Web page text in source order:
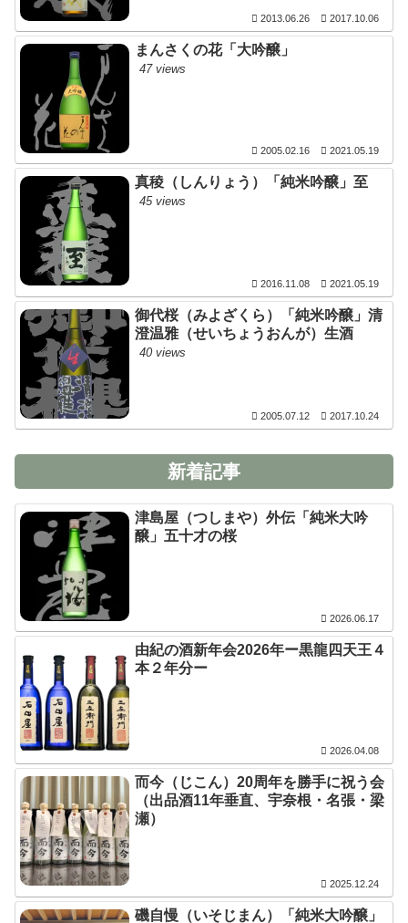
2013.06.26 2017.10.06
まんさくの花「大吟醸」
47 views
2005.02.16 2021.05.19
真稜（しんりょう）「純米吟醸」至
45 views
2016.11.08 2021.05.19
御代桜（みよざくら）「純米吟醸」清
澄温雅（せいちょうおんが）生酒
40 views
2005.07.12 2017.10.24
新着記事
津島屋（つしまや）外伝「純米大吟
醸」五十才の桜
2026.06.17
由紀の酒新年会2026年ー黒龍四天王４
本２年分ー
2026.04.08
而今（じこん）20周年を勝手に祝う会
（出品酒11年垂直、宇奈根・名張・梁
瀬）
2025.12.24
磯自慢（いそじまん）「純米大吟醸」